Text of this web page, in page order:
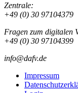
Zentrale:
+49 (0) 30 97104379
Fragen zum digitalen
+49 (0) 30 97104399
info@dafv.de
Impressum